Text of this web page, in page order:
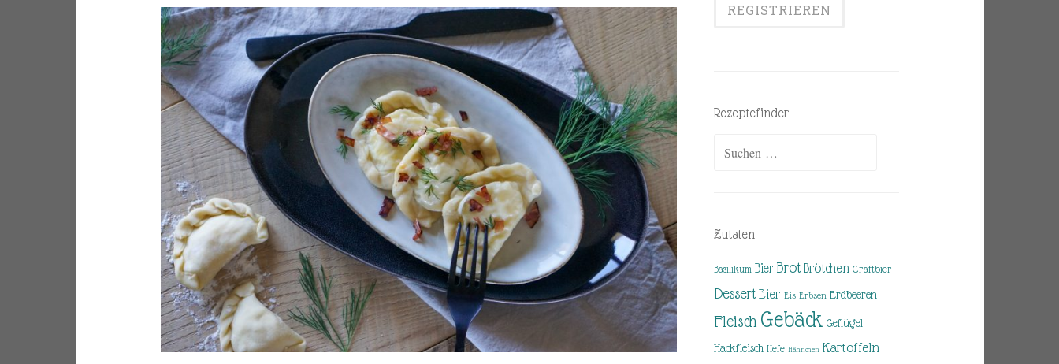
Rezeptefinder
Zutaten
Basilikum Bier Brot Brötchen Craftbier
Dessert Eier Eis Erbsen Erdbeeren
Fleisch Gebäck Geflügel
Hackfleisch Hefe Hähnchen Kartoffeln